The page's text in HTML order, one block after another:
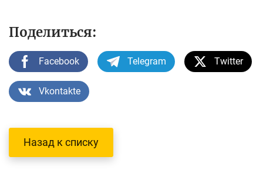
Поделиться:
Facebook Telegram Twitter
Vkontakte
Назад к списку